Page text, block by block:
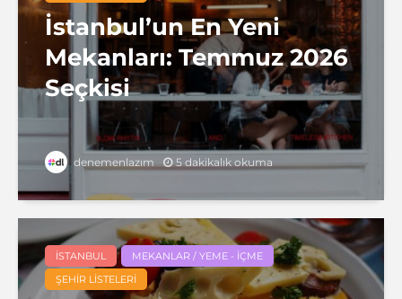
İstanbul’un En Yeni
Mekanları: Temmuz 2026
Seçkisi
denemenlazım 5 dakikalık okuma
İSTANBUL
MEKANLAR / YEME - İÇME
ŞEHIR LISTELERI